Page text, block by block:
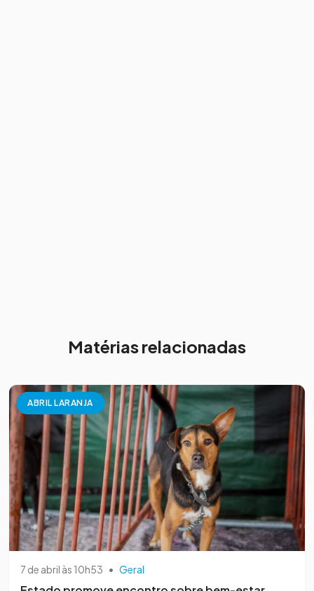
Matérias relacionadas
ABRIL LARANJA
7 de abril às 10h53 • Geral